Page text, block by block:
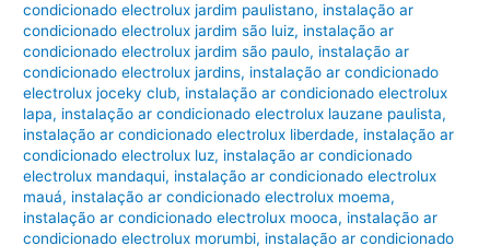
condicionado electrolux jardim paulistano, instalação ar
condicionado electrolux jardim são luiz, instalação ar
condicionado electrolux jardim são paulo, instalação ar
condicionado electrolux jardins, instalação ar condicionado
electrolux joceky club, instalação ar condicionado electrolux
lapa, instalação ar condicionado electrolux lauzane paulista,
instalação ar condicionado electrolux liberdade, instalação ar
condicionado electrolux luz, instalação ar condicionado
electrolux mandaqui, instalação ar condicionado electrolux
mauá, instalação ar condicionado electrolux moema,
instalação ar condicionado electrolux mooca, instalação ar
condicionado electrolux morumbi, instalação ar condicionado